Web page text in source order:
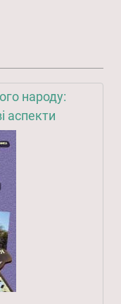
народу:
аспекти